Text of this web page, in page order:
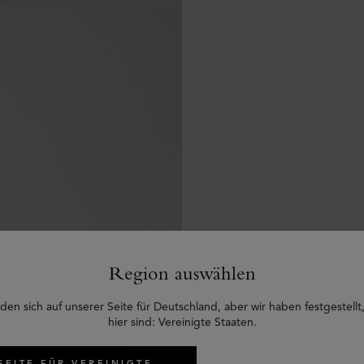
Region auswählen
sich auf unserer Seite für Deutschland, aber wir haben
hier sind: Vereinigte Staaten.